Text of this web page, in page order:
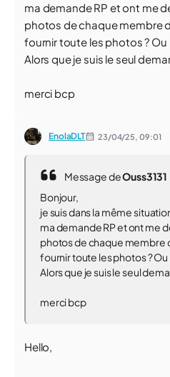
ma demande RP et ont me
photos de chaque membre
fournir toute les photos ? Ou
Alors que je suis le seul
merci bcp
EnolaDLT 23/04/25, 09:01
Message deOuss3131
Bonjour,
je suis dans la même
ma demande RP et ont me
photos de chaque membre
fournir toute les photos ?
Alors que je suis le seul
merci bcp
Hello,